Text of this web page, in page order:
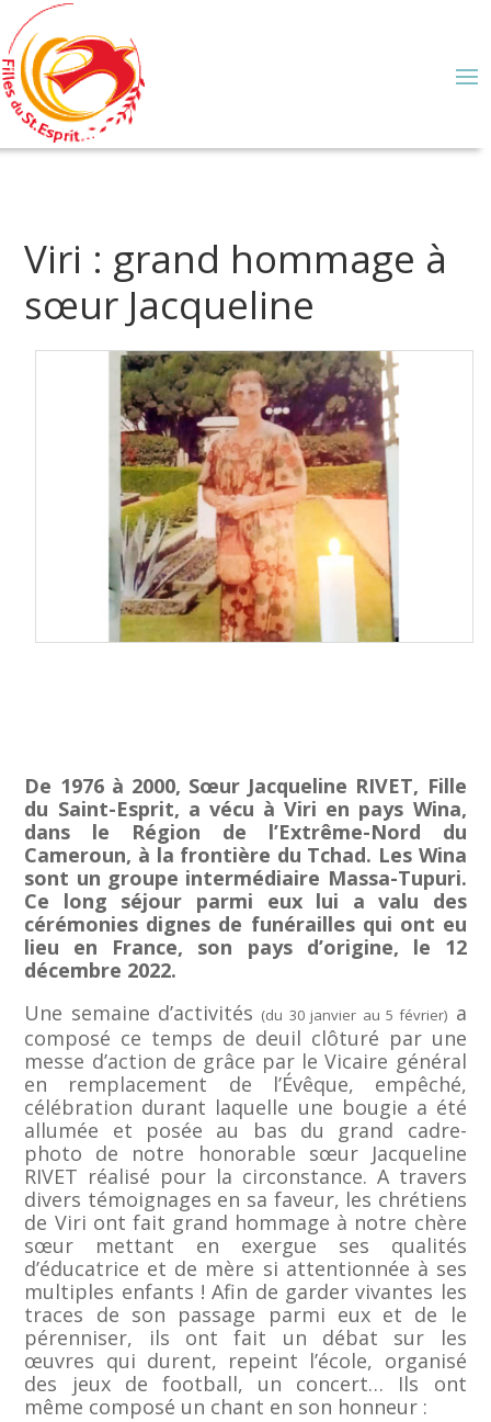
Viri : grand hommage à
sœur Jacqueline
De 1976 à 2000, Sœur Jacqueline RIVET, Fille
du Saint-Esprit, a vécu à Viri en pays Wina,
dans le Région de l’Extrême-Nord du
Cameroun, à la frontière du Tchad. Les Wina
sont un groupe intermédiaire Massa-Tupuri.
Ce long séjour parmi eux lui a valu des
cérémonies dignes de funérailles qui ont eu
lieu en France, son pays d’origine, le 12
décembre 2022.
Une semaine d’activités (du 30 janvier au 5 février) a
composé ce temps de deuil clôturé par une
messe d’action de grâce par le Vicaire général
en remplacement de l’Évêque, empêché,
célébration durant laquelle une bougie a été
allumée et posée au bas du grand cadre-
photo de notre honorable sœur Jacqueline
RIVET réalisé pour la circonstance. A travers
divers témoignages en sa faveur, les chrétiens
de Viri ont fait grand hommage à notre chère
sœur mettant en exergue ses qualités
d’éducatrice et de mère si attentionnée à ses
multiples enfants ! Afin de garder vivantes les
traces de son passage parmi eux et de le
pérenniser, ils ont fait un débat sur les
œuvres qui durent, repeint l’école, organisé
des jeux de football, un concert… Ils ont
même composé un chant en son honneur :